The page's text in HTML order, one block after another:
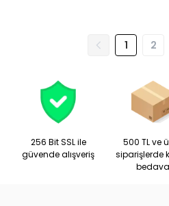
1 2
256 Bit SSL ile
güvende alışveriş
500 TL ve
siparişlerde
bedava